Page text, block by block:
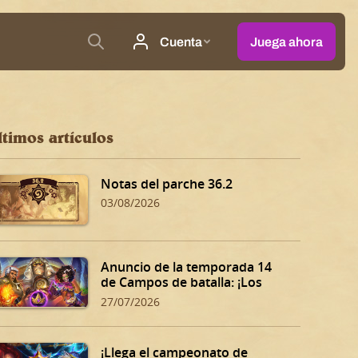
artículos
Notas del parche 36.2
03/08/2026
Anuncio de la temporada 14
de Campos de batalla: ¡Los
Dones siniestros de Dalaran!
27/07/2026
¡Llega el campeonato de